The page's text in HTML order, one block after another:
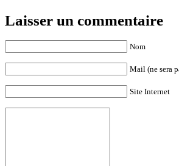
Laisser un commentaire
Nom
Mail (ne sera
Site Internet